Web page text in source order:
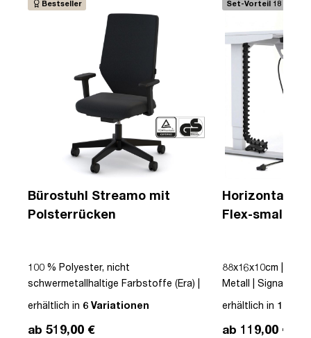
Bestseller
Bürostuhl Streamo mit
Polsterrücken
100 % Polyester, nicht
schwermetallhaltige Farbstoffe (Era) |
Schwarz | Drehstuhl | Polsterrücken |
Höhenverstellbar | Verstellbare
erhältlich in 6 Variationen
ab 519,00 €
Set-Vorteil 18 €
Horizontaler
Flex-small +
88x16x10cm |
Metall | Signalweiß
erhältlich in 12
ab 119,00 €